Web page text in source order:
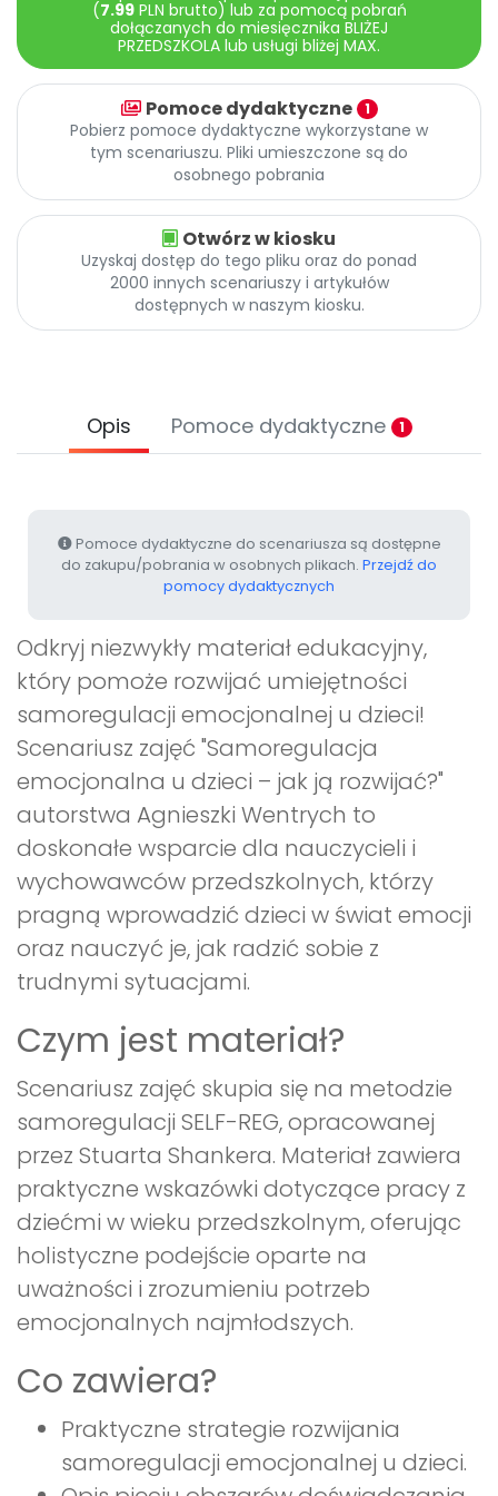
Archiwalne numery
Pomoc
Promocje
(7.99PLN brutto) lub za pomocą pobrań
dołączanych do miesięcznika BLIŻEJ
PRZEDSZKOLA lub usługi bliżej MAX.
Pomoce dydaktyczne 1
Pobierz pomoce dydaktyczne wykorzystane w
tym scenariuszu. Pliki umieszczone są do
osobnego pobrania
Otwórz w kiosku
Uzyskaj dostęp do tego pliku oraz do ponad
2000 innych scenariuszy i artykułów
dostępnych w naszym kiosku.
Opis Pomoce dydaktyczne 1
Pomoce dydaktyczne do scenariusza są dostępne
do zakupu/pobrania w osobnych plikach. Przejdź do
pomocy dydaktycznych
Odkryj niezwykły materiał edukacyjny,
który pomoże rozwijać umiejętności
samoregulacji emocjonalnej u dzieci!
Scenariusz zajęć "Samoregulacja
emocjonalna u dzieci – jak ją rozwijać?"
autorstwa Agnieszki Wentrych to
doskonałe wsparcie dla nauczycieli i
wychowawców przedszkolnych, którzy
pragną wprowadzić dzieci w świat emocji
oraz nauczyć je, jak radzić sobie z
trudnymi sytuacjami.
Czym jest materiał?
Scenariusz zajęć skupia się na metodzie
samoregulacji SELF-REG, opracowanej
przez Stuarta Shankera. Materiał zawiera
praktyczne wskazówki dotyczące pracy z
dziećmi w wieku przedszkolnym, oferując
holistyczne podejście oparte na
uważności i zrozumieniu potrzeb
emocjonalnych najmłodszych.
Co zawiera?
Praktyczne strategie rozwijania
samoregulacji emocjonalnej u dzieci.